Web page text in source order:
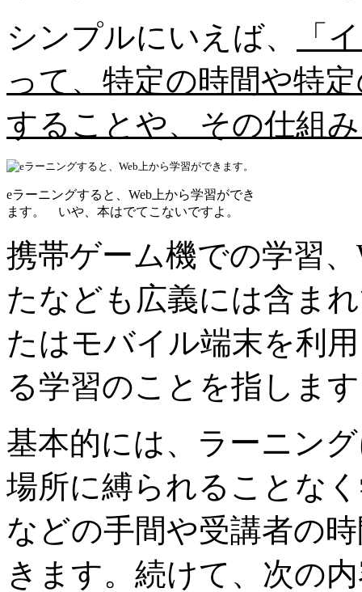
シンプルにいえば、
「
って、特定の時間や特
することや、その仕組
eラーニングすると、Web上から学習ができ
ます。 いや、本はでてこないですよ。
携帯ゲーム機での学習
たなども広義には含ま
たはモバイル端末を利
る学習のことを指しま
基本的には、ラーニン
場所に縛られることな
などの手間や受講者の
きます。続けて、次の